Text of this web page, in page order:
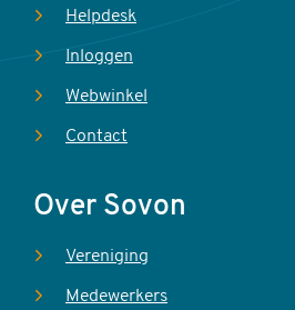
Helpdesk
Inloggen
Webwinkel
Contact
Over Sovon
Vereniging
Medewerkers